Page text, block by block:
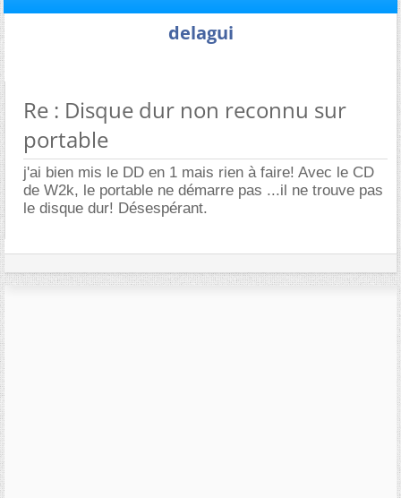
delagui
Re : Disque dur non reconnu sur
portable
j'ai bien mis le DD en 1 mais rien à faire! Avec le CD
de W2k, le portable ne démarre pas ...il ne trouve pas
le disque dur! Désespérant.